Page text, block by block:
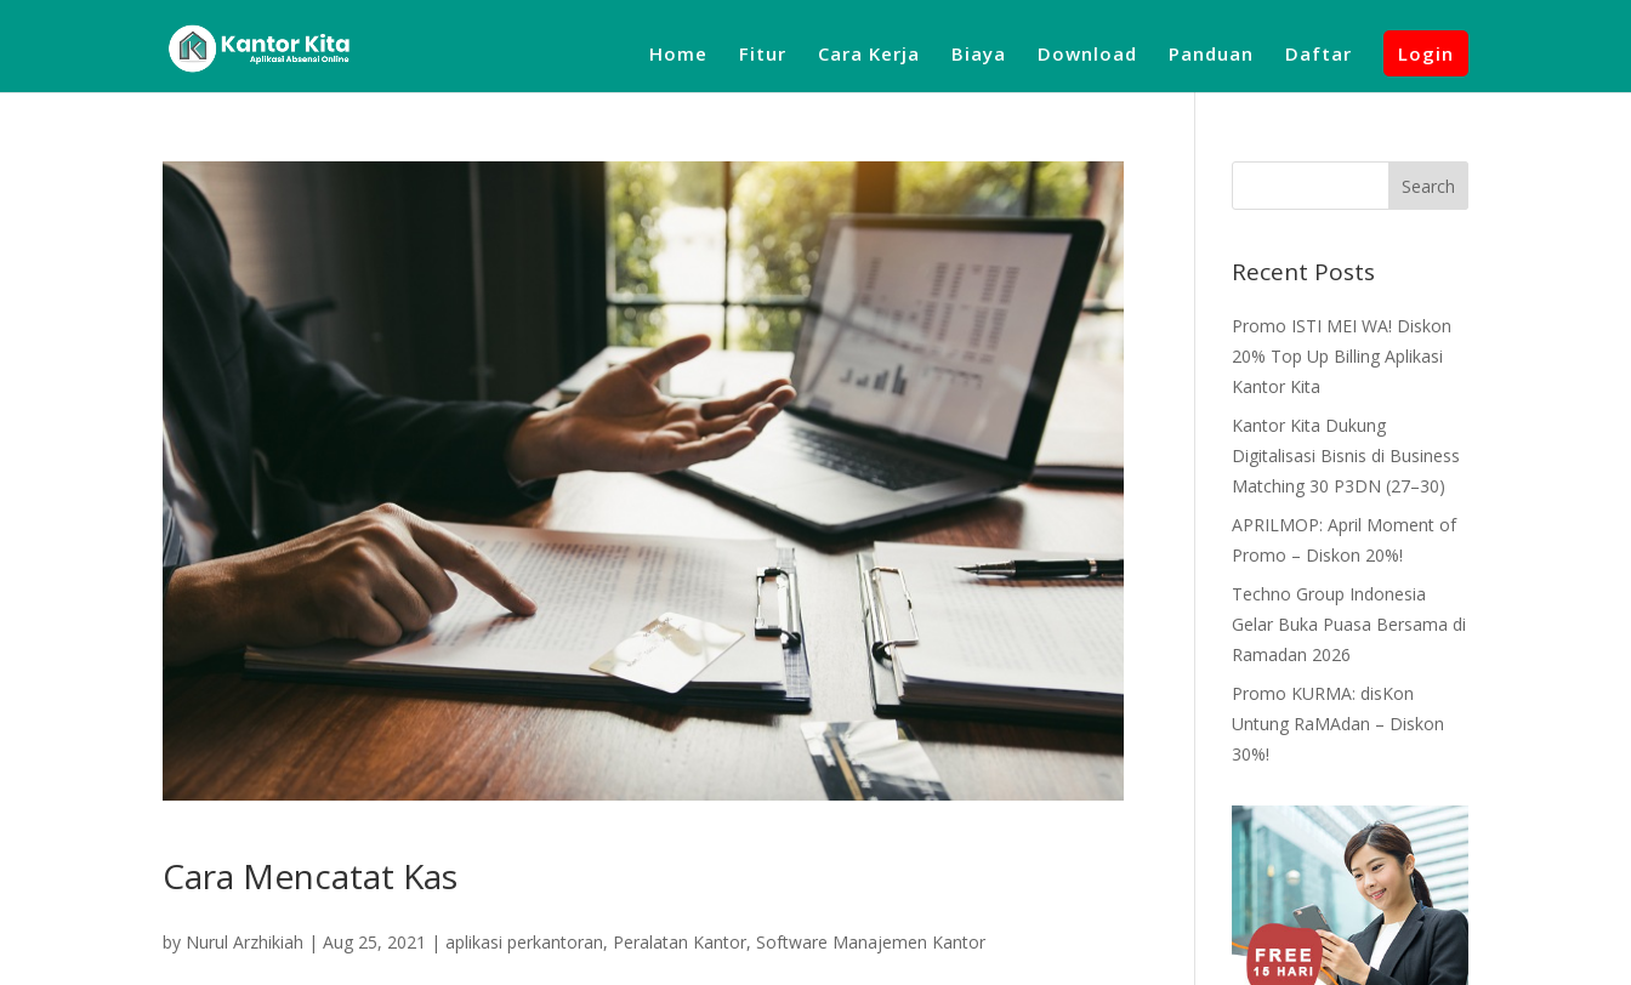
Home Fitur Cara Kerja Biaya Download Panduan Daftar Login
Cara Mencatat Kas
by Nurul Arzhikiah |Aug 25, 2021 | aplikasi perkantoran, Peralatan Kantor, Software Manajemen Kantor
Recent Posts
Promo ISTI MEI WA! Diskon
20% Top Up Billing Aplikasi
Kantor Kita
Kantor Kita Dukung
Digitalisasi Bisnis di Business
Matching 30 P3DN (27–30)
APRILMOP: April Moment of
Promo – Diskon 20%!
Techno Group Indonesia
Gelar Buka Puasa Bersama di
Ramadan 2026
Promo KURMA: disKon
Untung RaMAdan – Diskon
30%!